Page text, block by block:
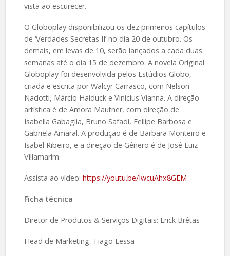
vista ao escurecer.
O Globoplay disponibilizou os dez primeiros capítulos
de ‘Verdades Secretas II’ no dia 20 de outubro. Os
demais, em levas de 10, serão lançados a cada duas
semanas até o dia 15 de dezembro. A novela Original
Globoplay foi desenvolvida pelos Estúdios Globo,
criada e escrita por Walcyr Carrasco, com Nelson
Nadotti, Márcio Haiduck e Vinicius Vianna. A direção
artística é de Amora Mautner, com direção de
Isabella Gabaglia, Bruno Safadi, Fellipe Barbosa e
Gabriela Amaral. A produção é de Barbara Monteiro e
Isabel Ribeiro, e a direção de Gênero é de José Luiz
Villamarim.
Assista ao vídeo: https://youtu.be/IwcuAhx8GEM
Ficha técnica
Diretor de Produtos & Serviços Digitais: Erick Brêtas
Head de Marketing: Tiago Lessa